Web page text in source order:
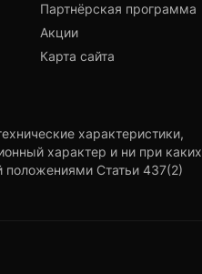
Партнёрская программа
Акции
Карта сайта
характеристики,
характер и ни при каких
положениями Статьи 437(2)